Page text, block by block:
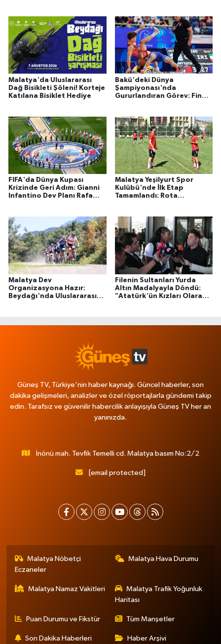
Malatya'da Uluslararası
Dağ Bisikleti Şöleni! Korteje
Katılana Bisiklet Hediye
Bakü'deki Dünya
Şampiyonası'nda
Gururlandıran Görev: Final
FIFA'da Dünya Kupası
Krizinde Geri Adım: Gianni
Infantino Dev Planı Rafa
Malatya Yeşilyurt Spor
Kulübü'nde İlk Etap
Tamamlandı: Rota
Malatya Dev
Organizasyona Hazır:
Beydağı'nda Uluslararası
Filenin Sultanları Yurda
Altın Madalyayla Döndü:
"Atatürk'ün Kızları Olarak
Güneş TV, Türkiye'nin haber kaynağı. Güncel haberler, son
dakika gelişmeleri, analizler ve özel röportajlarla gündemi takip
edin. Tarafsız ve güvenilir habercilik anlayışıyla Güneş TV her an
yanınızda.
İnönü mah. Tevfik Temelli cd. Malatya basım No:2/2
[email protected]
Malatya Nöbetçi
Eczaneler
Malatya Hava Durumu
Malatya Namaz Vakitleri
Malatya Trafik Yoğunluk
Haritası
Puan Durumu ve Fikstür Tüm Manşetler
Son Dakika Haberleri Haber Arşivi